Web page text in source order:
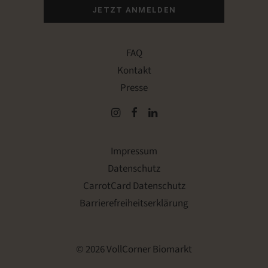
FAQ
Kontakt
Presse
JETZT ANMELDEN
Impressum
Datenschutz
CarrotCard Datenschutz
Barrierefreiheitserklärung
© 2026 VollCorner Biomarkt